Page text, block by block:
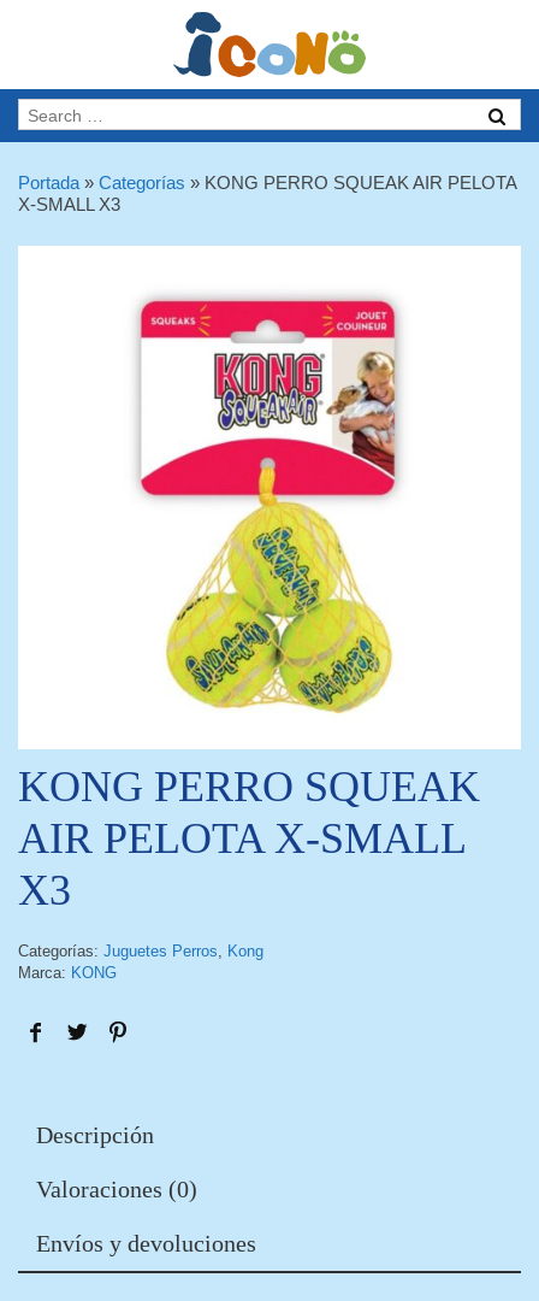
Portada » Categorías » KONG PERRO SQUEAK AIR PELOTA
X-SMALL X3
KONG PERRO SQUEAK
AIR PELOTA X-SMALL
X3
Categorías: Juguetes Perros, Kong
Marca: KONG
Descripción
Valoraciones (0)
Envíos y devoluciones